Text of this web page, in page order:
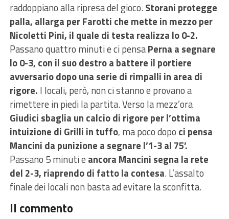
raddoppiano alla ripresa del gioco.Storani protegge
palla, allarga per Farotti che mette in mezzo per
Nicoletti Pini, il quale di testa realizza lo 0-2.
Passano quattro minuti e ci pensaPerna a segnare
lo 0-3, con il suo destro a battere il portiere
avversario dopo una serie di rimpalli in area di
rigore. I locali, però, non ci stanno e provano a
rimettere in piedi la partita. Verso la mezz’ora
Giudici sbaglia un calcio di rigore per l’ottima
intuizione di Grilli in tuffo, ma poco dopo ci pensa
Mancini da punizione a segnare l’1-3 al 75’.
Passano 5 minuti e ancora Mancini segna la rete
del 2-3, riaprendo di fatto la contesa. L’assalto
finale dei locali non basta ad evitare la sconfitta.
Il commento